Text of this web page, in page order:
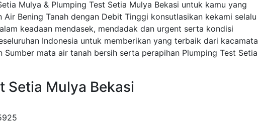
Mulya & Plumping Test Setia Mulya Bekasi untuk kamu yang
Air Bening Tanah dengan Debit Tinggi konsutlasikan kekami selalu
keadaan mendasek, mendadak dan urgent serta kondisi
Indonesia untuk memberikan yang terbaik dari kacamata
mata air tanah bersih serta perapihan Plumping Test Setia
Setia Mulya Bekasi